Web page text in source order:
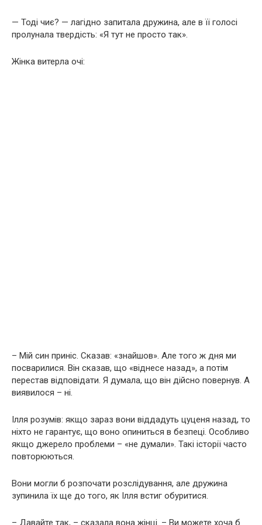
— Тоді чиє? — лагідно запитала дружина, але в її голосі
пролунала твердість: «Я тут не просто так».
Жінка витерла очі:
– Мій син приніс. Сказав: «знайшов». Але того ж дня ми
посварилися. Він сказав, що «віднесе назад», а потім
перестав відповідати. Я думала, що він дійсно повернув. А
виявилося – ні.
Ілля розумів: якщо зараз вони віддадуть цуценя назад, то
ніхто не гарантує, що воно опиниться в безпеці. Особливо
якщо джерело проблеми – «не думали». Такі історії часто
повторюються.
Вони могли б розпочати розслідування, але дружина
зупинила їх ще до того, як Ілля встиг обуритися.
– Давайте так, – сказала вона жінці. – Ви можете хоча б